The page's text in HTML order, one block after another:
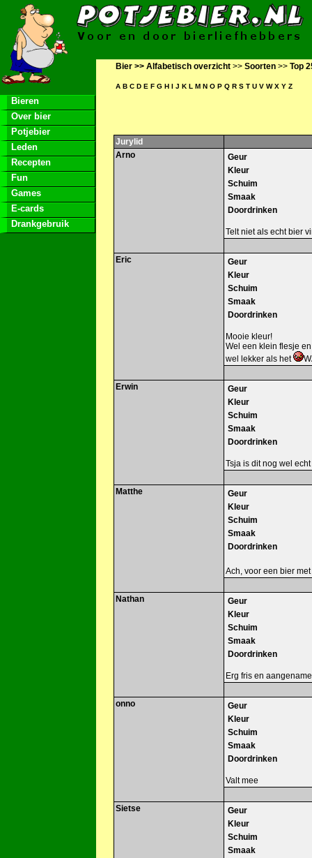
Bieren
Over bier
Potjebier
Leden
Recepten
Fun
Games
E-cards
Drankgebruik
Bier >> Alfabetisch overzicht >> Soorten >> Top
A B C D E F G H I J K L M N O P Q R S T U V W X Y Z
Jurylid
Arno
Geur
Kleur
Schuim
Smaak
Doordrinken
Telt niet als echt bier
Eric
Geur
Kleur
Schuim
Smaak
Doordrinken
Mooie kleur!
Wel een klein flesje
wel lekker als het
Erwin
Geur
Kleur
Schuim
Smaak
Doordrinken
Tsja is dit nog wel
Matthe
Geur
Kleur
Schuim
Smaak
Doordrinken
Ach, voor een bier
Nathan
Geur
Kleur
Schuim
Smaak
Doordrinken
Erg fris en
onno
Geur
Kleur
Schuim
Smaak
Doordrinken
Valt mee
Sietse
Geur
Kleur
Schuim
Smaak